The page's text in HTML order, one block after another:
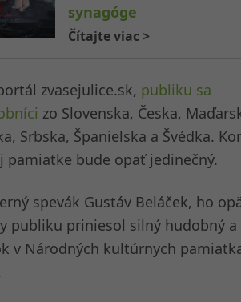
synagóge
Čítajte viac >
zvasejulice.sk, publiku sa
zo Slovenska, Česka,
Srbska, Španielska a Švédka.
pamiatke bude opäť jedinečný.
spevák Gustáv Beláček, ho
publiku priniesol silný hudobný a
v Národných kultúrnych